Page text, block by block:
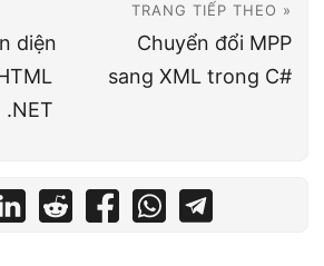
diện
.NET
TRANG TIẾP THEO »
Chuyển đổi MPP
sang XML trong C#